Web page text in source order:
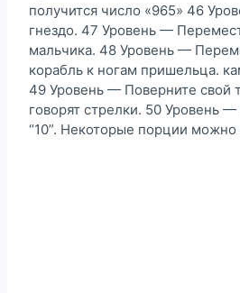
получится число «965» 46
гнездо. 47 Уровень —
мальчика. 48 Уровень —
корабль к ногам пришельца.
49 Уровень — Поверните свой
говорят стрелки. 50 Уровень
“10”. Некоторые порции можно